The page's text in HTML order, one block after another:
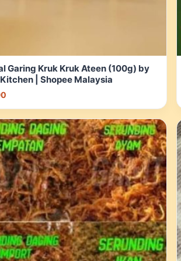
Garing Kruk Kruk Ateen (100g) by
| Shopee Malaysia